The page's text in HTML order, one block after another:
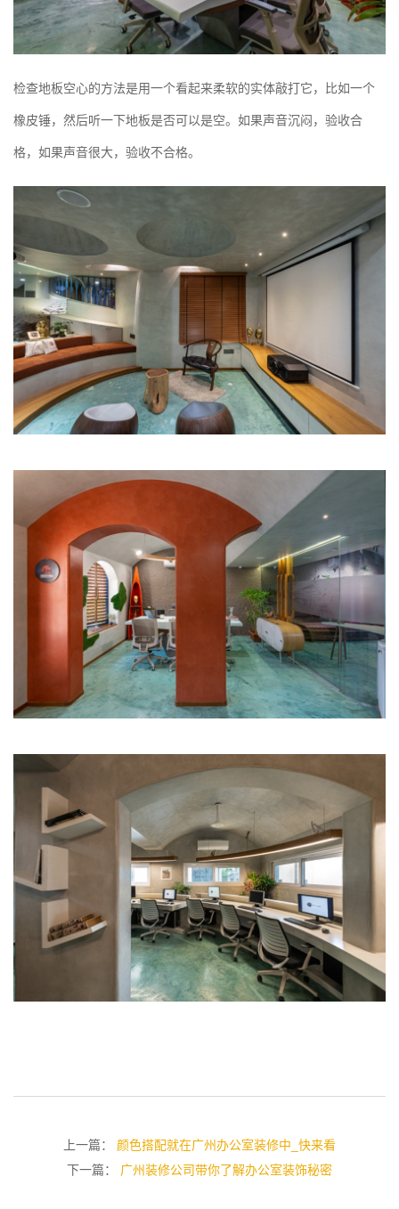
检查地板空心的方法是用一个看起来柔软的实体敲打它，比如一个
橡皮锤，然后听一下地板是否可以是空。如果声音沉闷，验收合
格，如果声音很大，验收不合格。
上一篇： 颜色搭配就在广州办公室装修中_快来看
下一篇： 广州装修公司带你了解办公室装饰秘密